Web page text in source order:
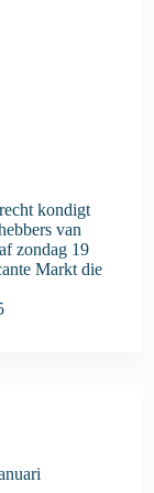
kondigt
van
zondag 19
Markt die